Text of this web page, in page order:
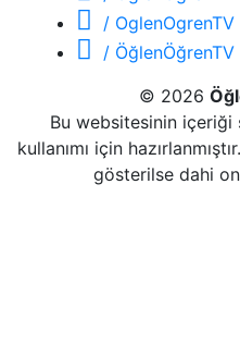
/ OglenOgrenTV
/ ÖğlenÖğrenTV
© 2026
Bu websitesinin içeriği
kullanımı için
gösterilse dahi